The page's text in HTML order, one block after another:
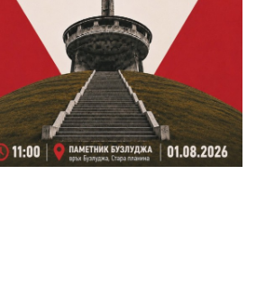
РЕКЛАМА
АБОНАМЕНТ
УСЛОВИЯ ЗА ПОЛЗВАНЕ
ПОЛИТИКА ЗА БИСКВИТКИТЕ
ПОЛИТИКАТА ЗА